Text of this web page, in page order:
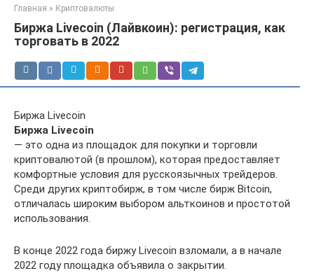
Главная » Криптовалюты
Биржа Livecoin (Лайвкоин): регистрация, как
торговать в 2022
Биржа Livecoin
Биржа Livecoin
— это одна из площадок для покупки и торговли
криптовалютой (в прошлом), которая предоставляет
комфортные условия для русскоязычных трейдеров.
Среди других криптобирж, в том числе бирж Bitcoin,
отличалась широким выбором альткоинов и простотой
использования.
В конце 2022 года биржу Livecoin взломали, а в начале
2022 году площадка объявила о закрытии.